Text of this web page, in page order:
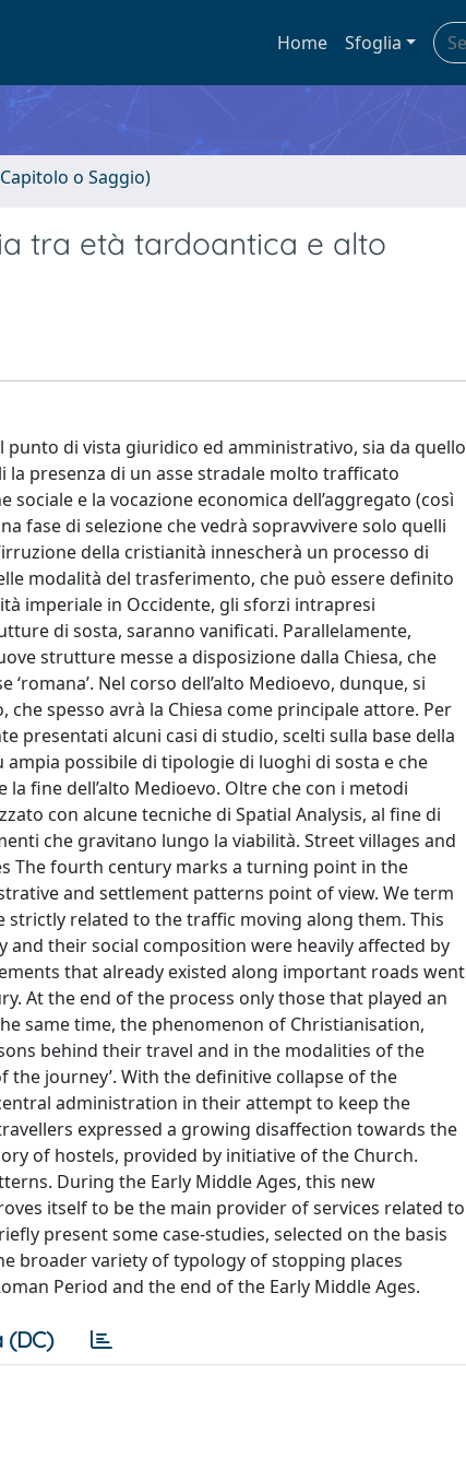
Home Sfoglia
o Saggio)
tra età tardoantica e alto
di vista giuridico ed amministrativo, sia da quello
la presenza di un asse stradale molto trafficato
e la vocazione economica dell’aggregato (così
fase di selezione che vedrà sopravvivere solo quelli
della cristianità innescherà un processo di
modalità del trasferimento, che può essere definito
imperiale in Occidente, gli sforzi intrapresi
di sosta, saranno vanificati. Parallelamente,
strutture messe a disposizione dalla Chiesa, che
Nel corso dell’alto Medioevo, dunque, si
spesso avrà la Chiesa come principale attore. Per
presentati alcuni casi di studio, scelti sulla base della
possibile di tipologie di luoghi di sosta e che
fine dell’alto Medioevo. Oltre che con i metodi
con alcune tecniche di Spatial Analysis, al fine di
che gravitano lungo la viabilità. Street villages and
The fourth century marks a turning point in the
and settlement patterns point of view. We term
strictly related to the traffic moving along them. This
their social composition were heavily affected by
that already existed along important roads went
At the end of the process only those that played an
same time, the phenomenon of Christianisation,
behind their travel and in the modalities of the
the journey’. With the definitive collapse of the
administration in their attempt to keep the
expressed a growing disaffection towards the
of hostels, provided by initiative of the Church.
During the Early Middle Ages, this new
itself to be the main provider of services related to
present some case-studies, selected on the basis
broader variety of typology of stopping places
Period and the end of the Early Middle Ages.
(DC)